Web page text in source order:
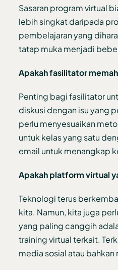
Sasaran program virtual
lebih singkat daripada
pembelajaran yang
tatap muka menjadi
Apakah fasilitator
Penting bagi fasilitator
diskusi dengan isu yang
perlu menyesuaikan
untuk kelas yang satu
email untuk menangkap
Apakah platform virtual
Teknologi terus
kita. Namun, kita juga
yang paling canggih
training virtual terkait.
media sosial atau